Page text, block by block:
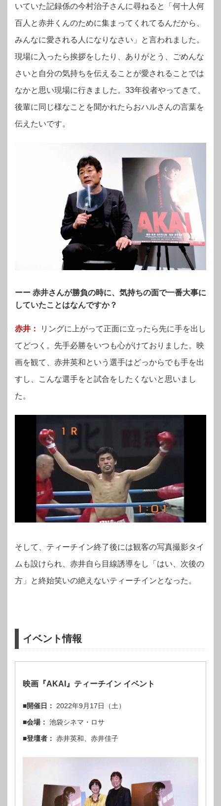
いていた記録係の今村治子さんに尋ねると「何十人何
百人と赤井くんのために集まってくれてるんだから、
みんなに愛される人になりなさい」と言われました。
現場に入ったら挨拶をしたり、ありがとう、ごめんな
さいと自分の気持ちを伝えることが愛されることでは
なかと思い現場に行きました。33年役者やってきて、
後輩に同じ様なことを聞かれたらおハルさんの言葉を
伝えたいです。
ーー 赤井さんが勝負の時に、気持ちの面で一番大事に
していたことはなんですか？
赤井：
リングに上がって正面に立ったら先に手を出し
てどつく。先手必勝をいつも心がけておりました。映
画を観て、赤井英和という選手はどっからでも手を出
すし、こんな選手をと試合をしたくないと思いまし
た。
そして、ティーチイン終了後には観客の写真撮影タイ
ムも設けられ、赤井自ら目線誘導をし「はい、次後の
方」と終始笑いの絶えないティーチインとなった。
イベント情報
映画『AKAI』ティーチイン イベント
■開催日： 2022年9月17日（土）
■会場： 池袋シネマ・ロサ
■登壇者： 赤井英和、赤井佳子